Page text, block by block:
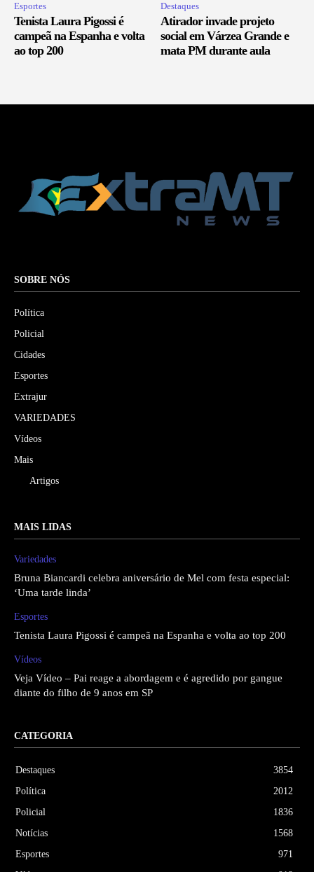
Esportes
Tenista Laura Pigossi é
campeã na Espanha e volta
ao top 200
Destaques
Atirador invade projeto
social em Várzea Grande e
mata PM durante aula
SOBRE NÓS
Política
Policial
Cidades
Esportes
Extrajur
VARIEDADES
Vídeos
Mais
Artigos
MAIS LIDAS
Variedades
Bruna Biancardi celebra aniversário de Mel com festa especial:
‘Uma tarde linda’
Esportes
Tenista Laura Pigossi é campeã na Espanha e volta ao top 200
Vídeos
Veja Vídeo – Pai reage a abordagem e é agredido por gangue
diante do filho de 9 anos em SP
CATEGORIA
Destaques
3854
Política
2012
Policial
1836
Notícias
1568
Esportes
971